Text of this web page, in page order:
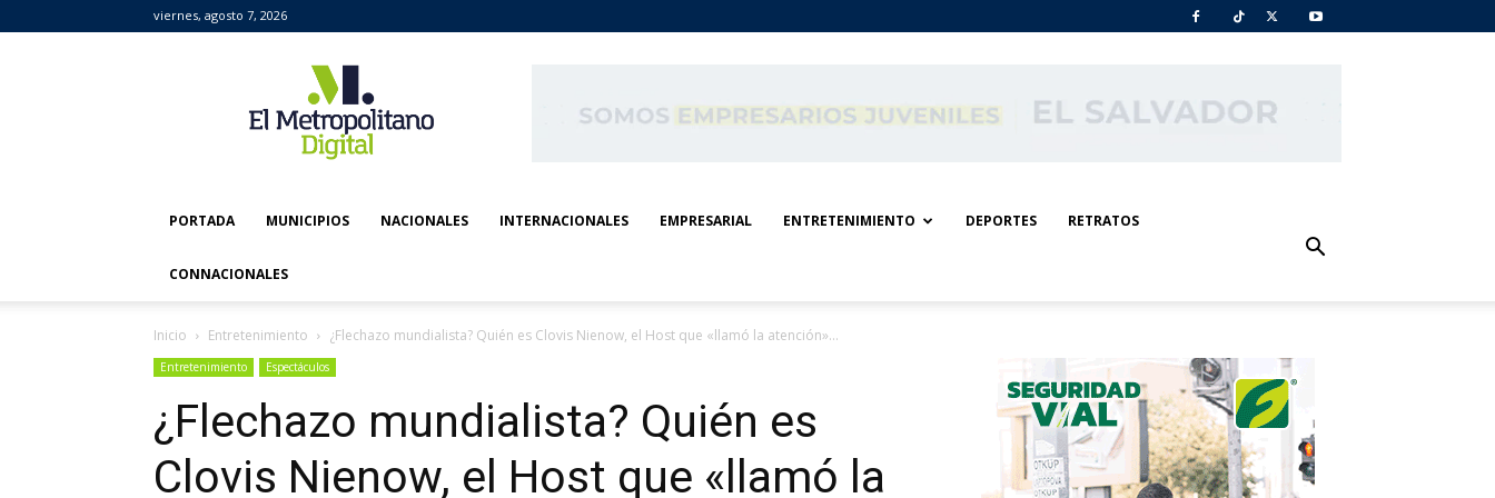
viernes, agosto 7, 2026
Metropolitano
Digital
PORTADA MUNICIPIOS NACIONALES INTERNACIONALES EMPRESARIAL ENTRETENIMIENTO DEPORTES RETRATOS
CONNACIONALES
Inicio Entretenimiento ¿Flechazo mundialista? Quién es Clovis Nienow, el Host que «llamó la atención»...
Entretenimiento Espectáculos
¿Flechazo mundialista? Quién es
Clovis Nienow, el Host que «llamó la